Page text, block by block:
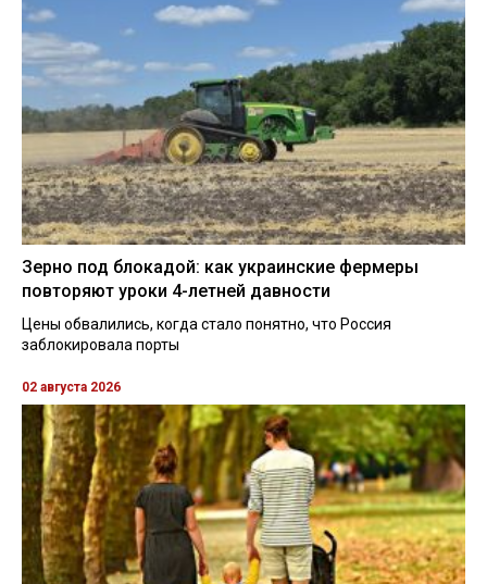
Зерно под блокадой: как украинские фермеры
повторяют уроки 4-летней давности
Цены обвалились, когда стало понятно, что Россия
заблокировала порты
02 августа 2026